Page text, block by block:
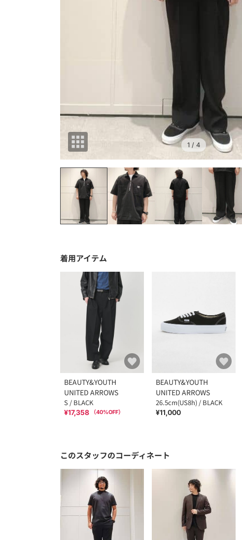
1 / 4
着用アイテム
BEAUTY&YOUTH
UNITED ARROWS
S / BLACK
¥17,358 （40%OFF）
BEAUTY&YOUTH
UNITED ARROWS
26.5cm(US8h) / BLACK
¥11,000
このスタッフのコーディネート